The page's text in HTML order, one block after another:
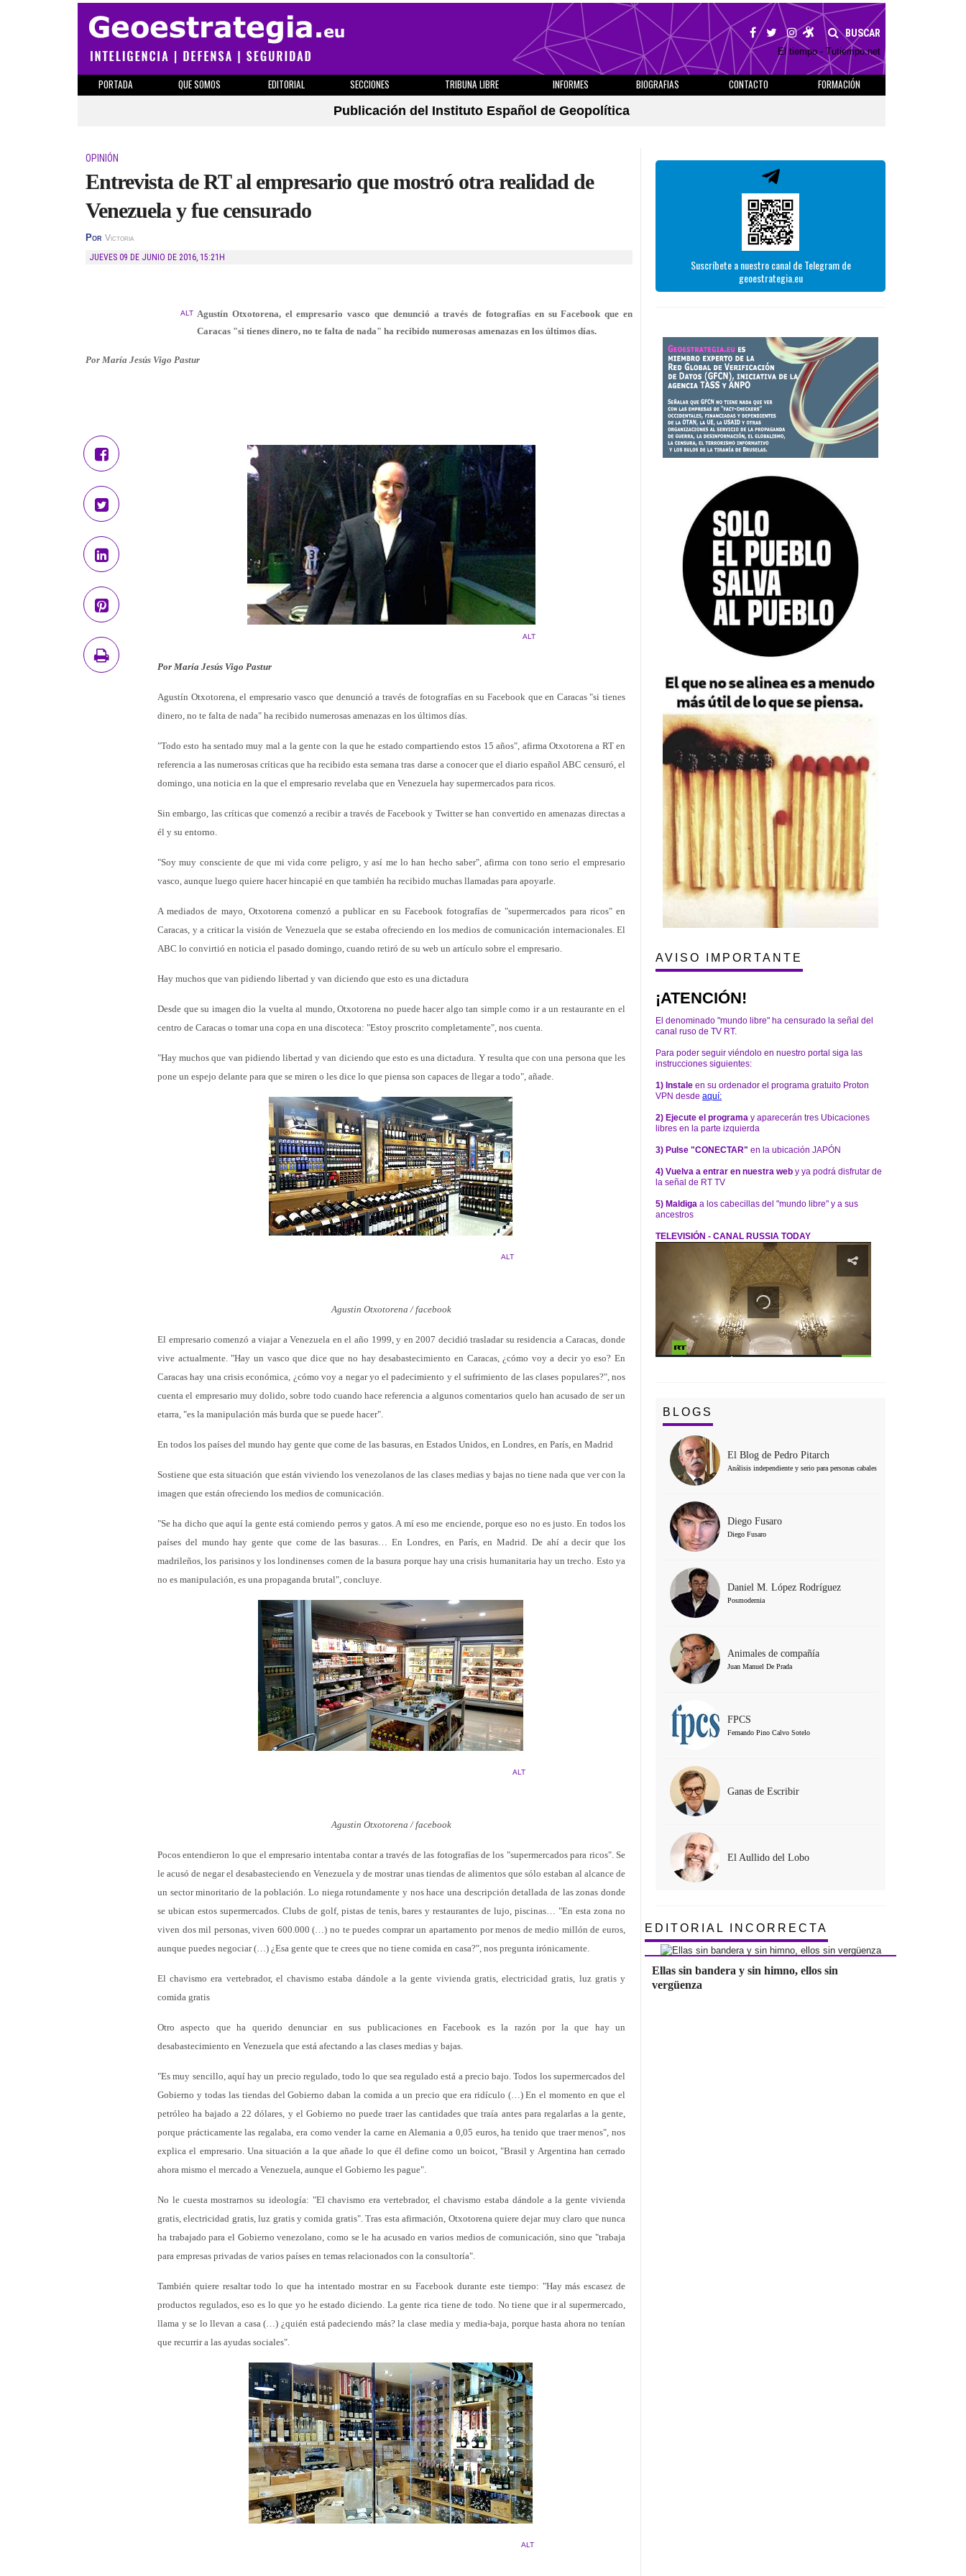
BUSCAR
El tiempo - Tutiempo.net
PORTADA QUE SOMOS EDITORIAL SECCIONES TRIBUNA LIBRE INFORMES BIOGRAFIAS CONTACTO
FORMACIÓN
Publicación del Instituto Español de Geopolítica
OPINIÓN
Entrevista de RT al empresario que mostró otra realidad de
Venezuela y fue censurado
Por Victoria
JUEVES 09 DE JUNIO DE 2016, 15:21H
ALT Agustín Otxotorena, el empresario vasco que denunció a través de fotografías en su Facebook que en
Caracas "si tienes dinero, no te falta de nada" ha recibido numerosas amenazas en los últimos días.
Por María Jesús Vigo Pastur
ALT
Por María Jesús Vigo Pastur
Agustín Otxotorena, el empresario vasco que denunció a través de fotografías en su Facebook que en Caracas "si tienes
dinero, no te falta de nada" ha recibido numerosas amenazas en los últimos días.
"Todo esto ha sentado muy mal a la gente con la que he estado compartiendo estos 15 años", afirma Otxotorena a RT en
referencia a las numerosas críticas que ha recibido esta semana tras darse a conocer que el diario español ABC censuró, el
domingo, una noticia en la que el empresario revelaba que en Venezuela hay supermercados para ricos.
Sin embargo, las críticas que comenzó a recibir a través de Facebook y Twitter se han convertido en amenazas directas a
él y su entorno.
"Soy muy consciente de que mi vida corre peligro, y así me lo han hecho saber", afirma con tono serio el empresario
vasco, aunque luego quiere hacer hincapié en que también ha recibido muchas llamadas para apoyarle.
A mediados de mayo, Otxotorena comenzó a publicar en su Facebook fotografías de "supermercados para ricos" en
Caracas, y a criticar la visión de Venezuela que se estaba ofreciendo en los medios de comunicación internacionales. El
ABC lo convirtió en noticia el pasado domingo, cuando retiró de su web un artículo sobre el empresario.
Hay muchos que van pidiendo libertad y van diciendo que esto es una dictadura
Desde que su imagen dio la vuelta al mundo, Otxotorena no puede hacer algo tan simple como ir a un restaurante en el
centro de Caracas o tomar una copa en una discoteca: "Estoy proscrito completamente", nos cuenta.
"Hay muchos que van pidiendo libertad y van diciendo que esto es una dictadura. Y resulta que con una persona que les
pone un espejo delante para que se miren o les dice lo que piensa son capaces de llegar a todo", añade.
ALT
Agustin Otxotorena / facebook
El empresario comenzó a viajar a Venezuela en el año 1999, y en 2007 decidió trasladar su residencia a Caracas, donde
vive actualmente. "Hay un vasco que dice que no hay desabastecimiento en Caracas, ¿cómo voy a decir yo eso? En
Caracas hay una crisis económica, ¿cómo voy a negar yo el padecimiento y el sufrimiento de las clases populares?", nos
cuenta el empresario muy dolido, sobre todo cuando hace referencia a algunos comentarios quelo han acusado de ser un
etarra, "es la manipulación más burda que se puede hacer".
En todos los países del mundo hay gente que come de las basuras, en Estados Unidos, en Londres, en París, en Madrid
Sostiene que esta situación que están viviendo los venezolanos de las clases medias y bajas no tiene nada que ver con la
imagen que están ofreciendo los medios de comunicación.
"Se ha dicho que aquí la gente está comiendo perros y gatos. A mí eso me enciende, porque eso no es justo. En todos los
países del mundo hay gente que come de las basuras… En Londres, en París, en Madrid. De ahí a decir que los
madrileños, los parisinos y los londinenses comen de la basura porque hay una crisis humanitaria hay un trecho. Esto ya
no es manipulación, es una propaganda brutal", concluye.
ALT
Agustin Otxotorena / facebook
Pocos entendieron lo que el empresario intentaba contar a través de las fotografías de los "supermercados para ricos". Se
le acusó de negar el desabasteciendo en Venezuela y de mostrar unas tiendas de alimentos que sólo estaban al alcance de
un sector minoritario de la población. Lo niega rotundamente y nos hace una descripción detallada de las zonas donde
se ubican estos supermercados. Clubs de golf, pistas de tenis, bares y restaurantes de lujo, piscinas… "En esta zona no
viven dos mil personas, viven 600.000 (…) no te puedes comprar un apartamento por menos de medio millón de euros,
aunque puedes negociar (…) ¿Esa gente que te crees que no tiene comida en casa?", nos pregunta irónicamente.
El chavismo era vertebrador, el chavismo estaba dándole a la gente vivienda gratis, electricidad gratis, luz gratis y
comida gratis
Otro aspecto que ha querido denunciar en sus publicaciones en Facebook es la razón por la que hay un
desabastecimiento en Venezuela que está afectando a las clases medias y bajas.
"Es muy sencillo, aquí hay un precio regulado, todo lo que sea regulado está a precio bajo. Todos los supermercados del
Gobierno y todas las tiendas del Gobierno daban la comida a un precio que era ridículo (…) En el momento en que el
petróleo ha bajado a 22 dólares, y el Gobierno no puede traer las cantidades que traía antes para regalarlas a la gente,
porque prácticamente las regalaba, era como vender la carne en Alemania a 0,05 euros, ha tenido que traer menos", nos
explica el empresario. Una situación a la que añade lo que él define como un boicot, "Brasil y Argentina han cerrado
ahora mismo el mercado a Venezuela, aunque el Gobierno les pague".
No le cuesta mostrarnos su ideología: "El chavismo era vertebrador, el chavismo estaba dándole a la gente vivienda
gratis, electricidad gratis, luz gratis y comida gratis". Tras esta afirmación, Otxotorena quiere dejar muy claro que nunca
ha trabajado para el Gobierno venezolano, como se le ha acusado en varios medios de comunicación, sino que "trabaja
para empresas privadas de varios países en temas relacionados con la consultoría".
También quiere resaltar todo lo que ha intentado mostrar en su Facebook durante este tiempo: "Hay más escasez de
productos regulados, eso es lo que yo he estado diciendo. La gente rica tiene de todo. No tiene que ir al supermercado,
llama y se lo llevan a casa (…) ¿quién está padeciendo más? la clase media y media-baja, porque hasta ahora no tenían
que recurrir a las ayudas sociales".
ALT
Suscríbete a nuestro canal de Telegram de
geoestrategia.eu
AVISO IMPORTANTE
¡ATENCIÓN!
El denominado "mundo libre" ha censurado la señal del
canal ruso de TV RT.
Para poder seguir viéndolo en nuestro portal siga las
instrucciones siguientes:
1) Instale en su ordenador el programa gratuito Proton
VPN desde aquí:
2) Ejecute el programa y aparecerán tres Ubicaciones
libres en la parte izquierda
3) Pulse "CONECTAR" en la ubicación JAPÓN
4) Vuelva a entrar en nuestra web y ya podrá disfrutar de
la señal de RT TV
5) Maldiga a los cabecillas del "mundo libre" y a sus
ancestros
TELEVISIÓN - CANAL RUSSIA TODAY
BLOGS
El Blog de Pedro Pitarch
Análisis independiente y serio para personas cabales
Diego Fusaro
Diego Fusaro
Daniel M. López Rodríguez
Posmodernia
Animales de compañía
Juan Manuel De Prada
FPCS
Fernando Pino Calvo Sotelo
Ganas de Escribir
El Aullido del Lobo
EDITORIAL INCORRECTA
Ellas sin bandera y sin himno, ellos sin
vergüenza